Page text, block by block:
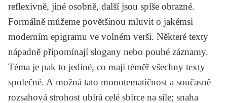
reflexivně, jiné osobně, další jsou spíše obrazné.
Formálně můžeme povětšinou mluvit o jakémsi
moderním epigramu ve volném verši. Některé texty
nápadně připomínají slogany nebo pouhé záznamy.
Téma je pak to jediné, co mají téměř všechny texty
společné. A možná tato monotematičnost a současně
rozsahová strohost ubírá celé sbírce na síle; snaha